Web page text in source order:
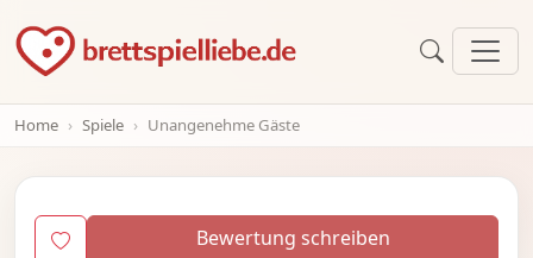
Home Spiele Unangenehme Gäste
Bewertung schreiben